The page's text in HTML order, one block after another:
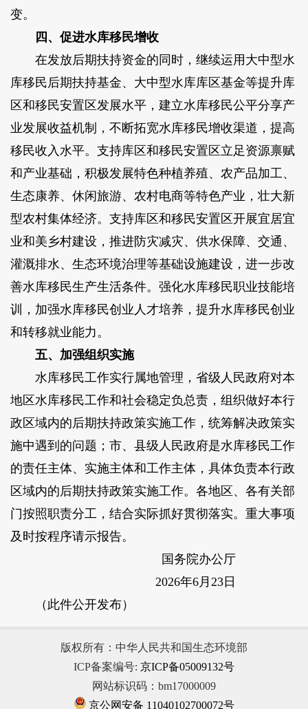
变。
四、促进水库移民增收
在发放后期扶持资金的同时，继续运用大中型水
库移民后期扶持基金、大中型水库库区基金等提升库
区和移民安置区发展水平，建立水库移民公平分享产
业发展收益机制，不断拓宽水库移民增收渠道，提高
移民收入水平。支持库区和移民安置区立足资源禀赋
和产业基础，积极发展特色种植养殖、农产品加工、
生态康养、休闲旅游、农村电商等特色产业，壮大新
型农村集体经济。支持库区和移民安置区开展宜居宜
业和美乡村建设，推进防灾减灾、供水保障、交通、
灌溉排水、生态环境治理等基础设施建设，进一步改
善水库移民生产生活条件。强化水库移民职业技能培
训，加强水库移民创业人才培养，提升水库移民创业
和转移就业能力。
五、加强组织实施
水库移民工作实行属地管理，省级人民政府对本
地区水库移民工作和社会稳定负总责，组织做好本行
政区域内的后期扶持政策实施工作，统筹解决政策实
施中遇到的问题；市、县级人民政府是水库移民工作
的责任主体、实施主体和工作主体，具体负责本行政
区域内的后期扶持政策实施工作。各地区、各有关部
门按照职责分工，结合实际抓好贯彻落实。重大事项
及时按程序请示报告。
国务院办公厅
2026年6月23日
（此件公开发布）
版权所有：中华人民共和国生态环境部
ICP备案编号: 京ICP备05009132号
网站标识码：bm17000009
京公网安备 11040102700072号